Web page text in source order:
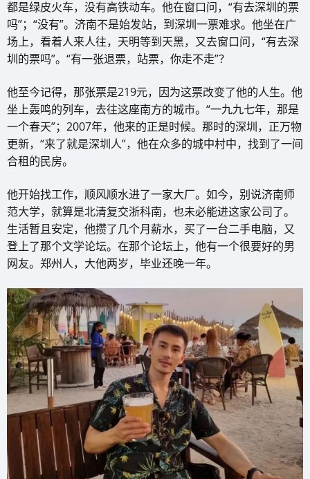
都是绿皮火车，没有高铁动车。他在窗口问，“有去深圳的票
吗”；“没有”。济南不是始发站，到深圳一票难求。他坐在广
场上，看着人来人往，天明等到天黑，又去窗口问，“有去深
圳的票吗”。“有一张退票，站票，你走不走”？
他至今记得，那张票是219元，因为这票改变了他的人生。他
坐上轰鸣的列车，去往这座南方的城市。“一九九七年，那是
一个春天”；2007年，他来的正是时候。那时的深圳，正万物
更新，“来了就是深圳人”，他在众多的城中村中，找到了一间
合租的民房。
他开始找工作，顺风顺水进了一家大厂。如今，别说济南师
范大学，就算是北清复交浙科南，也未必能进这家公司了。
生活暂且安定，他攒了几个月薪水，买了一台二手电脑，又
登上了那个文学论坛。在那个论坛上，他有一个很要好的男
网友。郑州人，大他两岁，毕业还晚一年。